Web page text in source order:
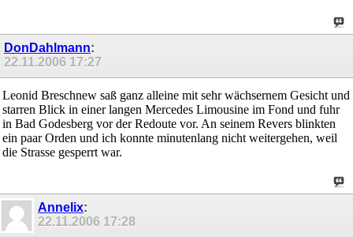
DonDahlmann:
22.11.2006 17:27
Leonid Breschnew saß ganz alleine mit sehr wächsernem Gesicht und
starren Blick in einer langen Mercedes Limousine im Fond und fuhr
in Bad Godesberg vor der Redoute vor. An seinem Revers blinkten
ein paar Orden und ich konnte minutenlang nicht weitergehen, weil
die Strasse gesperrt war.
Annelix:
22.11.2006 17:28